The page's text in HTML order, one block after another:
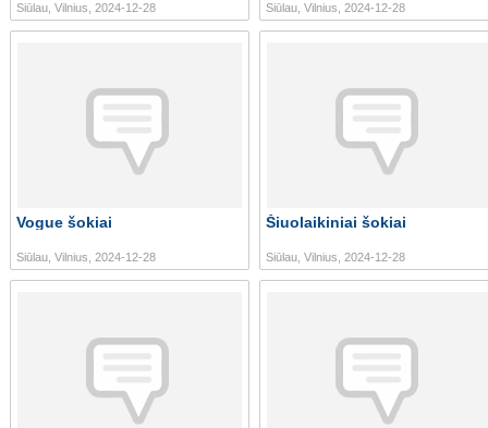
Siūlau, Vilnius, 2024-12-28 Siūlau, Vilnius, 2024-12-28
Vogue šokiai
Siūlau, Vilnius, 2024-12-28
Šiuolaikiniai šokiai
Siūlau, Vilnius, 2024-12-28